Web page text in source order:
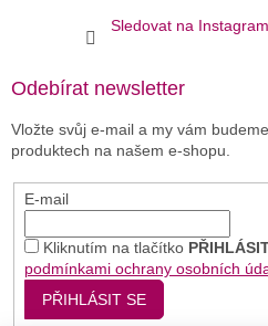
Sledovat na
Odebírat newsletter
Vložte svůj e-mail a my vám
produktech na našem e-shopu.
E-mail
Kliknutím na tlačítko
podmínkami ochrany osobních
PŘIHLÁSIT SE